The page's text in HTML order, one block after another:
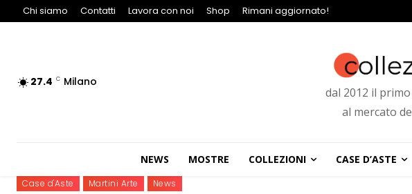
Chi siamo Contatti Lavora con noi Shop Rimani aggiornato!
27.4 C Milano
dal 2012 il
al mercato
NEWS MOSTRE COLLEZIONI CASE D’ASTE
Case d'Aste Martini Arte News